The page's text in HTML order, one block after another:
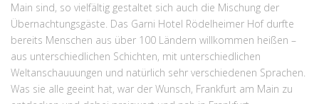
Main sind, so vielfältig gestaltet sich auch die Mischung der
Übernachtungsgäste. Das Garni Hotel Rödelheimer Hof durfte
bereits Menschen aus über 100 Ländern willkommen heißen –
aus unterschiedlichen Schichten, mit unterschiedlichen
Weltanschauuungen und natürlich sehr verschiedenen Sprachen.
Was sie alle geeint hat, war der Wunsch, Frankfurt am Main zu